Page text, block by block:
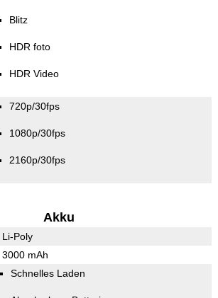
Blitz
HDR foto
HDR Video
720p/30fps
1080p/30fps
2160p/30fps
Akku
Li-Poly
3000 mAh
Schnelles Laden